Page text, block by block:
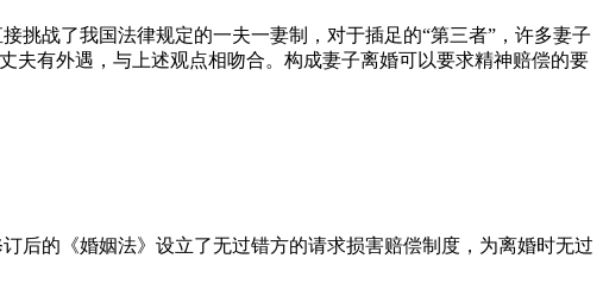
挑战了我国法律规定的一夫一妻制，对于插足的“第三者”，许多妻子
夫有外遇，与上述观点相吻合。构成妻子离婚可以要求精神赔偿的要
订后的《婚姻法》设立了无过错方的请求损害赔偿制度，为离婚时无过